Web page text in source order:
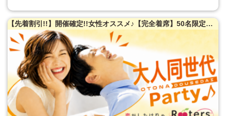
【先着割引!!】開催確定!!女性オススメ♪【完全着席】50名限定★大人同世代恋活パーティー♪